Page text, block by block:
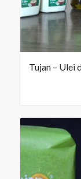
Tujan – Ulei